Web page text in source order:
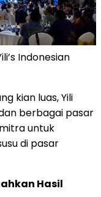
Indonesian
kian luas, Yili
berbagai pasar
untuk
di pasar
Hasil